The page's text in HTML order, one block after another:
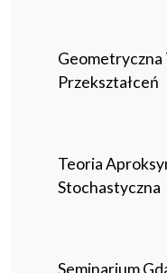
Geometryczna
Przekształceń
Teoria
Stochastyczna